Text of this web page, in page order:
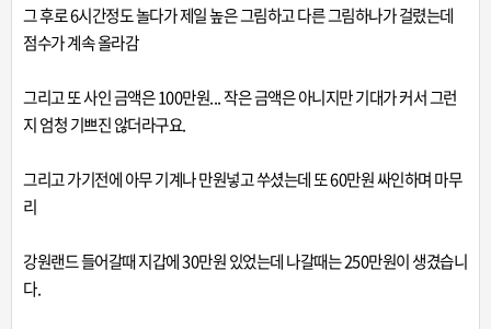
그 후로 6시간정도 놀다가 제일 높은 그림하고 다른 그림하나가 걸렸는데
점수가 계속 올라감
그리고 또 사인 금액은 100만원... 작은 금액은 아니지만 기대가 커서 그런
지 엄청 기쁘진 않더라구요.
그리고 가기전에 아무 기계나 만원넣고 쑤셨는데 또 60만원 싸인하며 마무
리
강원랜드 들어갈때 지갑에 30만원 있었는데 나갈때는 250만원이 생겼습니
다.